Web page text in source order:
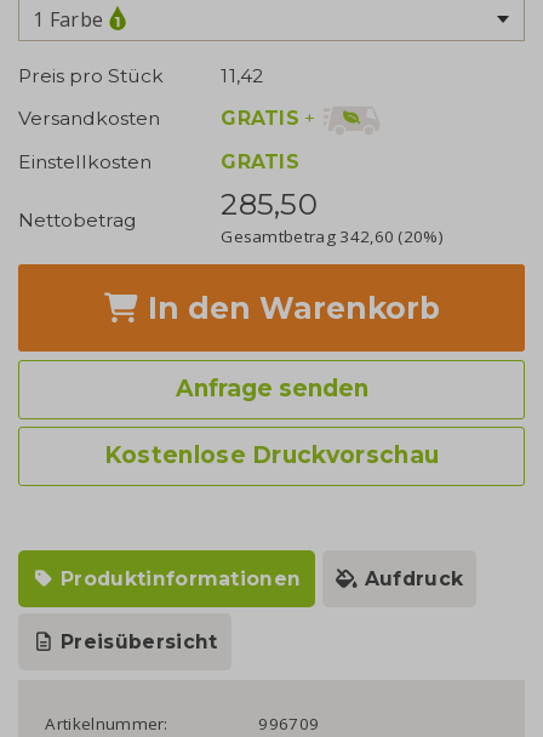
1 Farbe
Preis pro Stück
11,42
Versandkosten
GRATIS +
Einstellkosten
GRATIS
Nettobetrag 285,50
Gesamtbetrag 342,60 (20%)
In den Warenkorb
Anfrage senden
Kostenlose Druckvorschau
Produktinformationen Aufdruck
Preisübersicht
Artikelnummer:
996709